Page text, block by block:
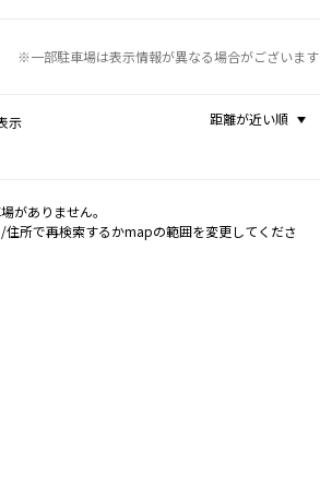
※一部駐車場は表示情報が異なる場合がございます
示 距離が近い順
がありません。
住所で再検索するかmapの範囲を変更してくださ